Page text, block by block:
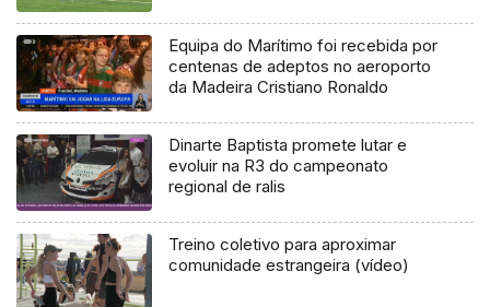
Equipa do Marítimo foi recebida por
centenas de adeptos no aeroporto
da Madeira Cristiano Ronaldo
Dinarte Baptista promete lutar e
evoluir na R3 do campeonato
regional de ralis
Treino coletivo para aproximar
comunidade estrangeira (vídeo)